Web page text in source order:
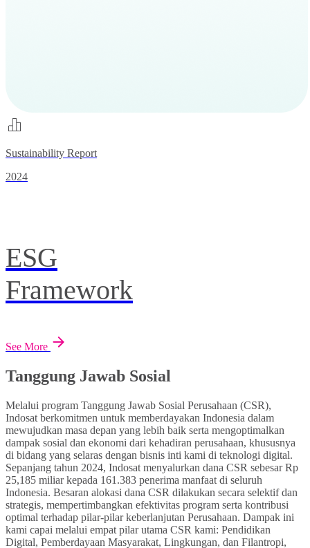
Sustainability Report
2024
ESG
Framework
See More
Tanggung Jawab Sosial
Melalui program Tanggung Jawab Sosial Perusahaan (CSR),
Indosat berkomitmen untuk memberdayakan Indonesia dalam
mewujudkan masa depan yang lebih baik serta mengoptimalkan
dampak sosial dan ekonomi dari kehadiran perusahaan, khususnya
di bidang yang selaras dengan bisnis inti kami di teknologi digital.
Sepanjang tahun 2024, Indosat menyalurkan dana CSR sebesar Rp
25,185 miliar kepada 161.383 penerima manfaat di seluruh
Indonesia. Besaran alokasi dana CSR dilakukan secara selektif dan
strategis, mempertimbangkan efektivitas program serta kontribusi
optimal terhadap pilar-pilar keberlanjutan Perusahaan. Dampak ini
kami capai melalui empat pilar utama CSR kami: Pendidikan
Digital, Pemberdayaan Masyarakat, Lingkungan, dan Filantropi,